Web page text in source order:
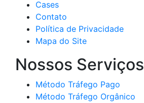
Cases
Contato
Política de Privacidade
Mapa do Site
Nossos Serviços
Método Tráfego Pago
Método Tráfego Orgânico